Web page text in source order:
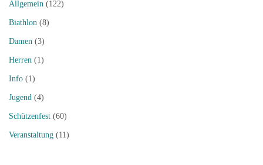
Allgemein (122)
Biathlon (8)
Damen (3)
Herren (1)
Info (1)
Jugend (4)
Schützenfest (60)
Veranstaltung (11)